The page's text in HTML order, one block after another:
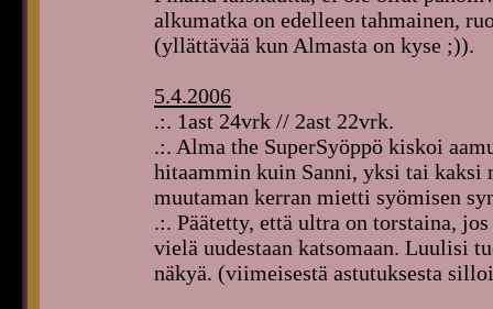
alkumatka on edelleen tahmainen,
(yllättävää kun Almasta on kyse ;)).
5.4.2006
.:. 1ast 24vrk // 2ast 22vrk.
.:. Alma the SuperSyöppö kiskoi
hitaammin kuin Sanni, yksi tai kaksi
muutaman kerran mietti syömisen
.:. Päätetty, että ultra on torstaina,
vielä uudestaan katsomaan. Luulisi
näkyä. (viimeisestä astutuksesta